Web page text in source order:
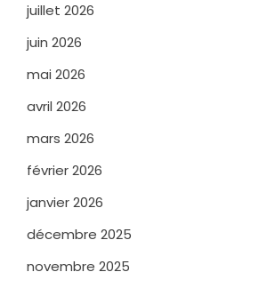
juillet 2026
juin 2026
mai 2026
avril 2026
mars 2026
février 2026
janvier 2026
décembre 2025
novembre 2025